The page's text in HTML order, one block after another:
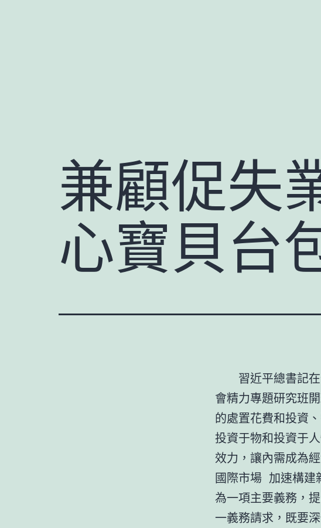
兼顧促失
心寶貝台
習近平總書記
會精力專題研究班
的處置花費和投資
投資于物和投資于
效力，讓內需成為
國際市場 加速構建
為一項主要義務，
一義務請求，既要